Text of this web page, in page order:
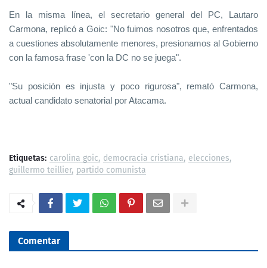
En la misma línea, el secretario general del PC, Lautaro
Carmona, replicó a Goic: "No fuimos nosotros que, enfrentados
a cuestiones absolutamente menores, presionamos al Gobierno
con la famosa frase 'con la DC no se juega".
"Su posición es injusta y poco rigurosa", remató Carmona,
actual candidato senatorial por Atacama.
Etiquetas: carolina goic democracia cristiana elecciones
guillermo teillier partido comunista
Comentar